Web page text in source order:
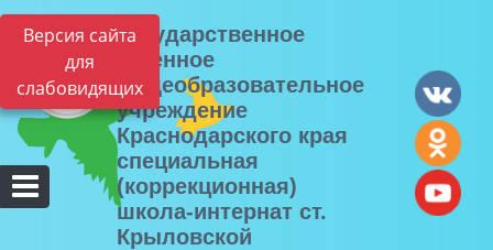
Версия сайта
для
слабовидящих
Государственное
казенное
общеобразовательное
учреждение
Краснодарского края
специальная
(коррекционная)
школа-интернат ст.
Крыловской